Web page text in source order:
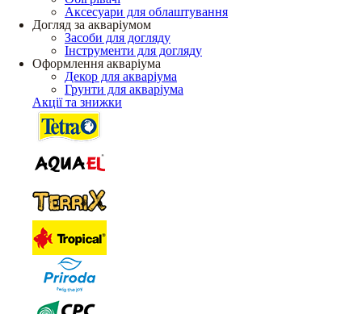
Аксесуари для облаштування
Догляд за акваріумом
Засоби для догляду
Інструменти для догляду
Оформлення акваріума
Декор для акваріума
Грунти для акваріума
Акції та знижки